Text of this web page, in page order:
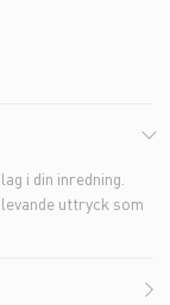
i din inredning.
uttryck som